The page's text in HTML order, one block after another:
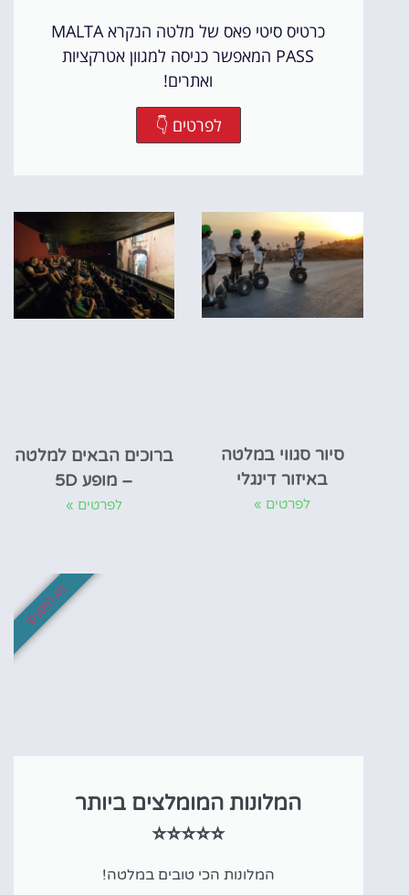
כרטיס סיטי פאס של מלטה הנקרא MALTA
PASS המאפשר כניסה למגוון אטרקציות
ואתרים!
לפרטים 👇
סיור סגווי במלטה
באיזור דינגלי
לפרטים »
ברוכים הבאים למלטה
– מופע 5D
לפרטים »
המלונות המומלצים ביותר
⭐⭐⭐⭐⭐
המלונות הכי טובים במלטה!
לא לפספס!